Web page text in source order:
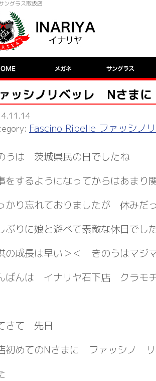
ングラス取扱店
ッシノリベッレ Nさまに
Fascino Ribelle ファッシノ
うは 茨城県民の日でしたね
をするようになってからはあまり
かり忘れておりましたが 休みだ
ぶりに娘と遊べて素敵な休日でし
の成長は早い＞＜ きのうはマジ
ばんは イナリヤ石下店 クラモ
さて 先日
初めてのNさまに ファッシノ リ